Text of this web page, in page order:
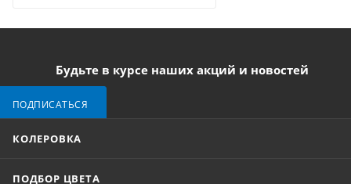
Будьте в курсе наших акций и новостей
ПОДПИСАТЬСЯ
КОЛЕРОВКА
ПОДБОР ЦВЕТА